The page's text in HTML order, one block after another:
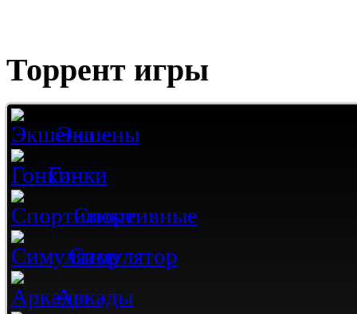
Торрент игры
Экшены
Гонки
Спортивные
Симулятор
Аркады